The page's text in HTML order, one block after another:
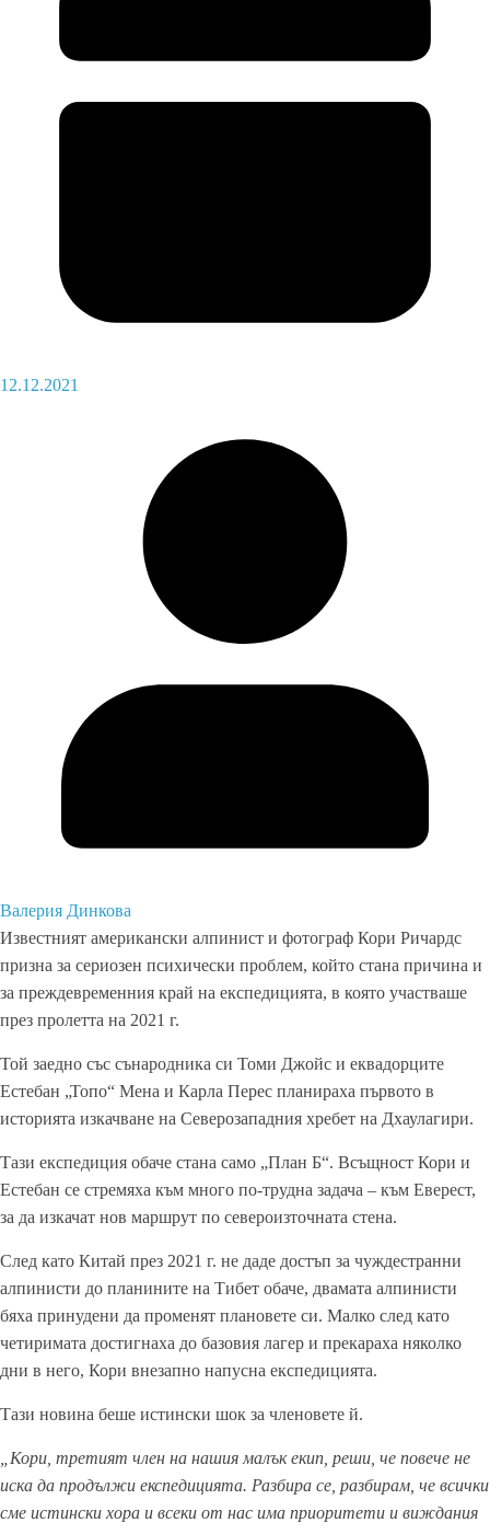
12.12.2021
Валерия Динкова
Известният американски алпинист и фотограф Кори Ричардс
призна за сериозен психически проблем, който стана причина и
за преждевременния край на експедицията, в която участваше
през пролетта на 2021 г.
Той заедно със сънародника си Томи Джойс и еквадорците
Естебан „Топо“ Мена и Карла Перес планираха първото в
историята изкачване на Северозападния хребет на Дхаулагири.
Тази експедиция обаче стана само „План Б“. Всъщност Кори и
Естебан се стремяха към много по-трудна задача – към Еверест,
за да изкачат нов маршрут по североизточната стена.
След като Китай през 2021 г. не даде достъп за чуждестранни
алпинисти до планините на Тибет обаче, двамата алпинисти
бяха принудени да променят плановете си. Малко след като
четиримата достигнаха до базовия лагер и прекараха няколко
дни в него, Кори внезапно напусна експедицията.
Тази новина беше истински шок за членовете й.
„Кори, третият член на нашия малък екип, реши, че повече не
иска да продължи експедицията. Разбира се, разбирам, че всички
сме истински хора и всеки от нас има приоритети и виждания